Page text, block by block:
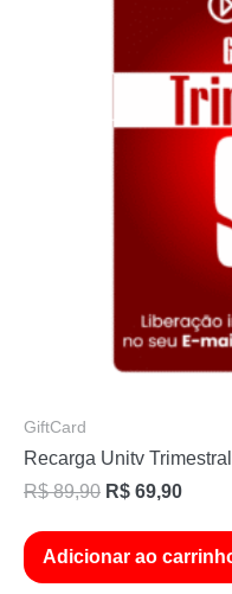
GiftCard
Recarga Unitv Trimestral
R$89,90 R$ 69,90
Adicionar ao